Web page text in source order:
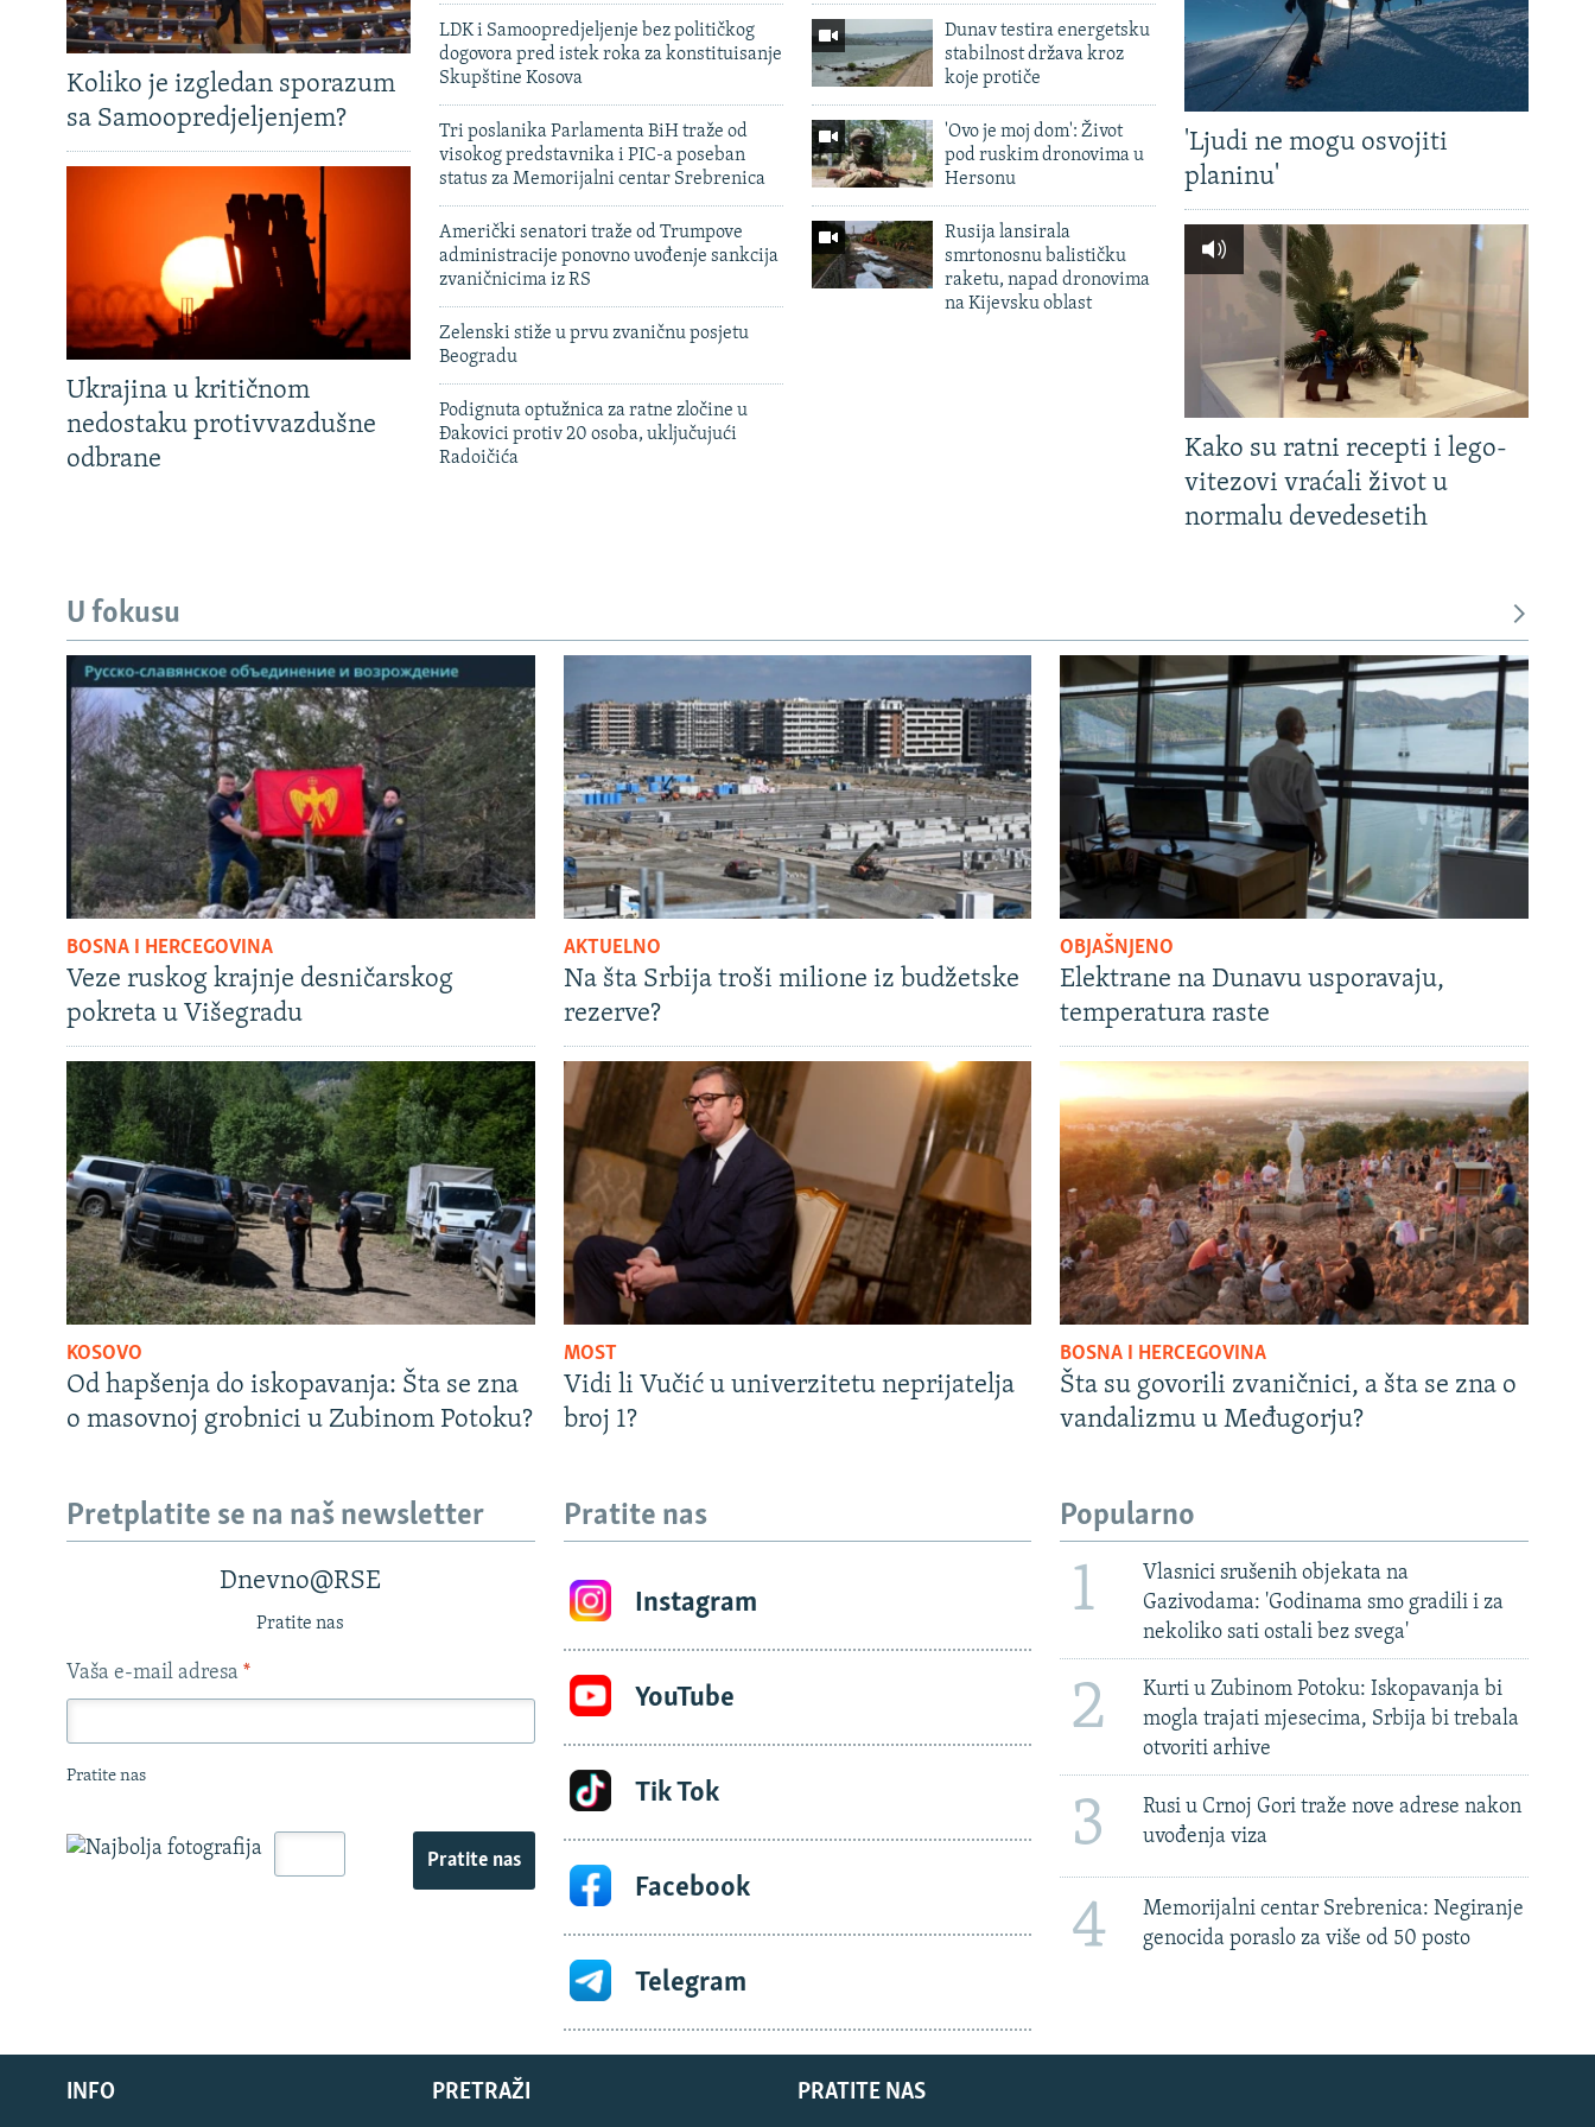
Koliko je izgledan sporazum
sa Samoopredjeljenjem?
Ukrajina u kritičnom
nedostaku protivvazdušne
odbrane
LDK i Samoopredjeljenje bez političkog
dogovora pred istek roka za konstituisanje
Skupštine Kosova
Tri poslanika Parlamenta BiH traže od
visokog predstavnika i PIC-a poseban
status za Memorijalni centar Srebrenica
Američki senatori traže od Trumpove
administracije ponovno uvođenje sankcija
zvaničnicima iz RS
Zelenski stiže u prvu zvaničnu posjetu
Beogradu
Podignuta optužnica za ratne zločine u
Đakovici protiv 20 osoba, uključujući
Radoičića
Dunav testira energetsku
stabilnost država kroz
koje protiče
'Ovo je moj dom': Život
pod ruskim dronovima u
Hersonu
Rusija lansirala
smrtonosnu balističku
raketu, napad dronovima
na Kijevsku oblast
'Ljudi ne mogu osvojiti
planinu'
Kako su ratni recepti i lego-
vitezovi vraćali život u
normalu devedesetih
U fokusu
BOSNA I HERCEGOVINA
Veze ruskog krajnje desničarskog
pokreta u Višegradu
AKTUELNO
Na šta Srbija troši milione iz budžetske
rezerve?
OBJAŠNJENO
Elektrane na Dunavu usporavaju,
temperatura raste
KOSOVO
Od hapšenja do iskopavanja: Šta se zna
o masovnoj grobnici u Zubinom Potoku?
MOST
Vidi li Vučić u univerzitetu neprijatelja
broj 1?
BOSNA I HERCEGOVINA
Šta su govorili zvaničnici, a šta se zna o
vandalizmu u Međugorju?
Pretplatite se na naš newsletter
Dnevno@RSE
Pratite nas
Vaša e-mail adresa *
Pratite nas
Pratite nas
Pratite nas
Instagram
YouTube
Tik Tok
Facebook
Telegram
Popularno
1
Vlasnici srušenih objekata na
Gazivodama: 'Godinama smo gradili i za
nekoliko sati ostali bez svega'
2
Kurti u Zubinom Potoku: Iskopavanja bi
mogla trajati mjesecima, Srbija bi trebala
otvoriti arhive
3
Rusi u Crnoj Gori traže nove adrese nakon
uvođenja viza
4
Memorijalni centar Srebrenica: Negiranje
genocida poraslo za više od 50 posto
PRATITE NAS
INFO PRETRAŽI